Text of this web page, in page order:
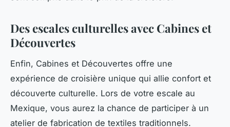
Des escales culturelles avec Cabines et
Découvertes
Enfin, Cabines et Découvertes offre une
expérience de croisière unique qui allie confort et
découverte culturelle. Lors de votre escale au
Mexique, vous aurez la chance de participer à un
atelier de fabrication de textiles traditionnels.